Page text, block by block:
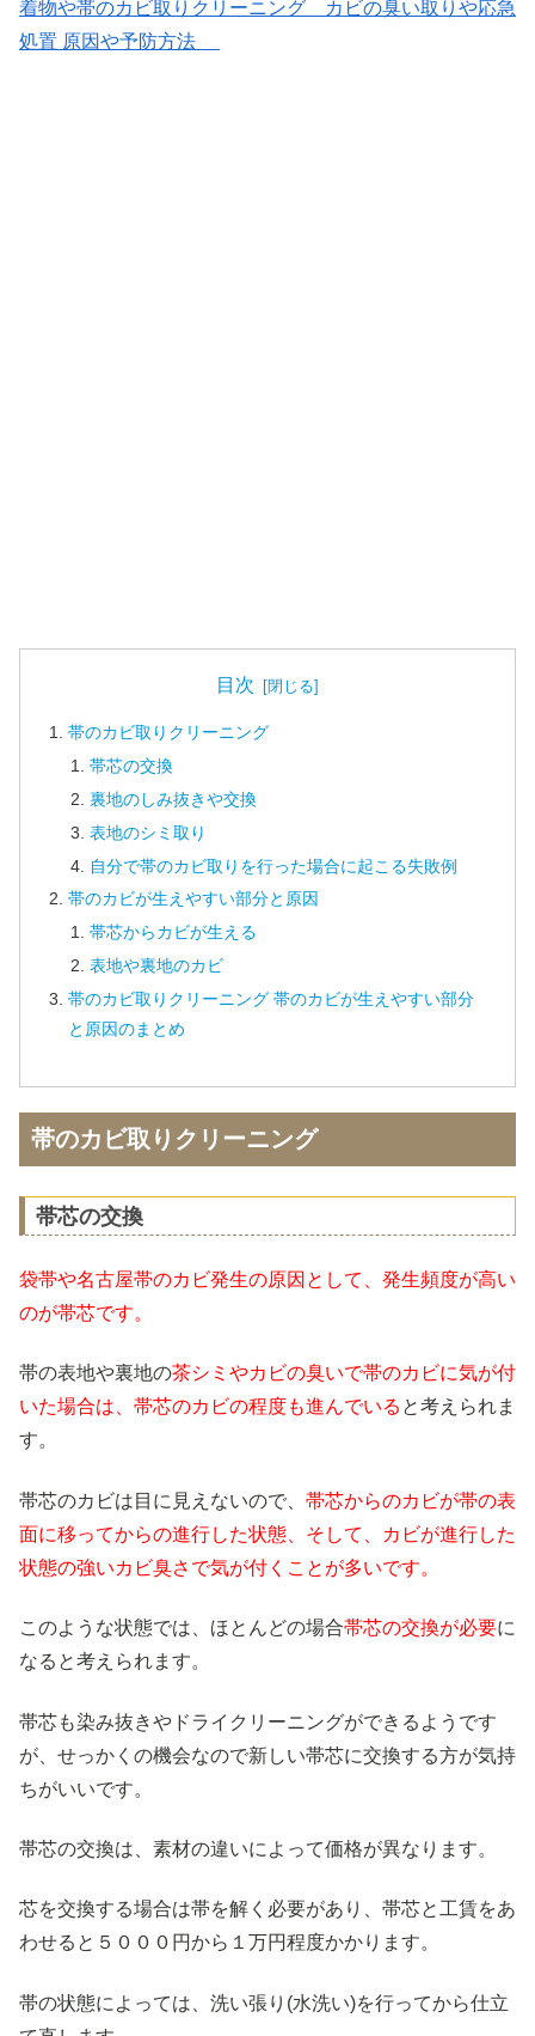
着物や帯のカビ取りクリーニング カビの臭い取りや応急
処置 原因や予防方法
目次
帯のカビ取りクリーニング
帯芯の交換
裏地のしみ抜きや交換
表地のシミ取り
自分で帯のカビ取りを行った場合に起こる失敗例
帯のカビが生えやすい部分と原因
帯芯からカビが生える
表地や裏地のカビ
帯のカビ取りクリーニング 帯のカビが生えやすい部分
と原因のまとめ
帯のカビ取りクリーニング
帯芯の交換
袋帯や名古屋帯のカビ発生の原因として、発生頻度が高い
のが帯芯です。
帯の表地や裏地の茶シミやカビの臭いで帯のカビに気が付
いた場合は、帯芯のカビの程度も進んでいる と考えられま
す。
帯芯のカビは目に見えないので、 帯芯からのカビが帯の表
面に移ってからの進行した状態、そして、カビが進行した
状態の強いカビ臭さで気が付くことが多いです。
このような状態では、ほとんどの場合帯芯の交換が必要に
なると考えられます。
帯芯も染み抜きやドライクリーニングができるようです
が、せっかくの機会なので新しい帯芯に交換する方が気持
ちがいいです。
帯芯の交換は、素材の違いによって価格が異なります。
芯を交換する場合は帯を解く必要があり、帯芯と工賃をあ
わせると５０００円から１万円程度かかります。
帯の状態によっては、洗い張り(水洗い)を行ってから仕立